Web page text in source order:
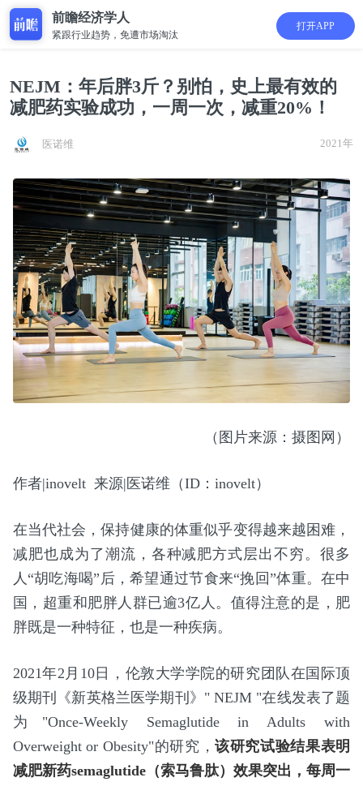
前瞻经济学人
紧跟行业趋势，免遭市场淘汰
打开APP
NEJM：年后胖3斤？别怕，史上最有效的
减肥药实验成功，一周一次，减重20%！
医诺维 2021年
（图片来源：摄图网）
作者|inovelt 来源|医诺维（ID：inovelt）
在当代社会，保持健康的体重似乎变得越来越困难，
减肥也成为了潮流，各种减肥方式层出不穷。很多
人“胡吃海喝”后，希望通过节食来“挽回”体重。在中
国，超重和肥胖人群已逾3亿人。值得注意的是，肥
胖既是一种特征，也是一种疾病。
2021年2月10日，伦敦大学学院的研究团队在国际顶
级期刊《新英格兰医学期刊》" NEJM "在线发表了题
为"Once-Weekly Semaglutide in Adults with
Overweight or Obesity"的研究，该研究试验结果表明
减肥新药semaglutide（索马鲁肽）效果突出，每周一